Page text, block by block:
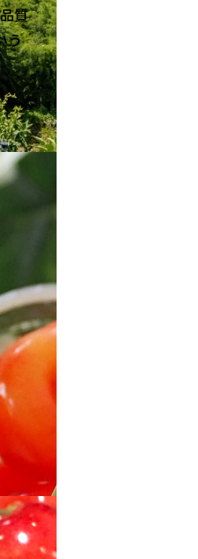
質
う